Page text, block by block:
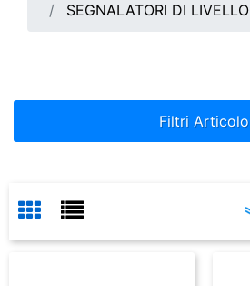
SEGNALATORI DI LIVELLO
Filtri Articolo